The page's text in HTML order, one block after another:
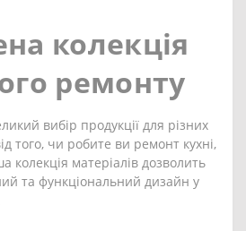
колекція
ремонту
вибір продукції для різних
того, чи робите ви ремонт кухні,
колекція матеріалів дозволить
та функціональний дизайн у